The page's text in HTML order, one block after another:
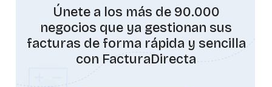
Únete a los más de 90.000
negocios que ya gestionan sus
facturas de forma rápida y sencilla
con FacturaDirecta